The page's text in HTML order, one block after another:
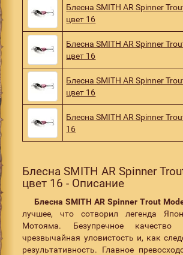
Блесна SMITH AR Spinner
цвет 16
Блесна SMITH AR Spinner
цвет 16
Блесна SMITH AR Spinner
цвет 16
Блесна SMITH AR Spinner
16
Блесна SMITH AR Spinner
цвет 16 - Описание
Блесна SMITH AR Spinner Trout
лучшее, что сотворил легенда
Мотояма. Безупречное качество
чрезвычайная уловистость и, как
результативность. Главное